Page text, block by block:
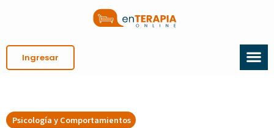
Ingresar
Psicología y Comportamientos